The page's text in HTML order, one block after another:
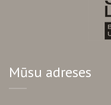
Mūsu adreses